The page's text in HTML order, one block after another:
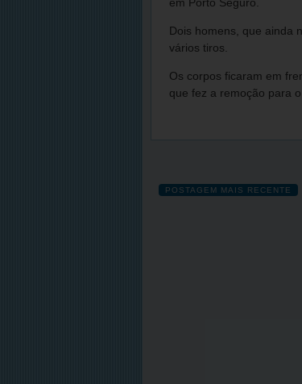
em Porto Seguro.
Dois homens, que ainda
vários tiros.
Os corpos ficaram em
que fez a remoção para
POSTAGEM MAIS RECENTE